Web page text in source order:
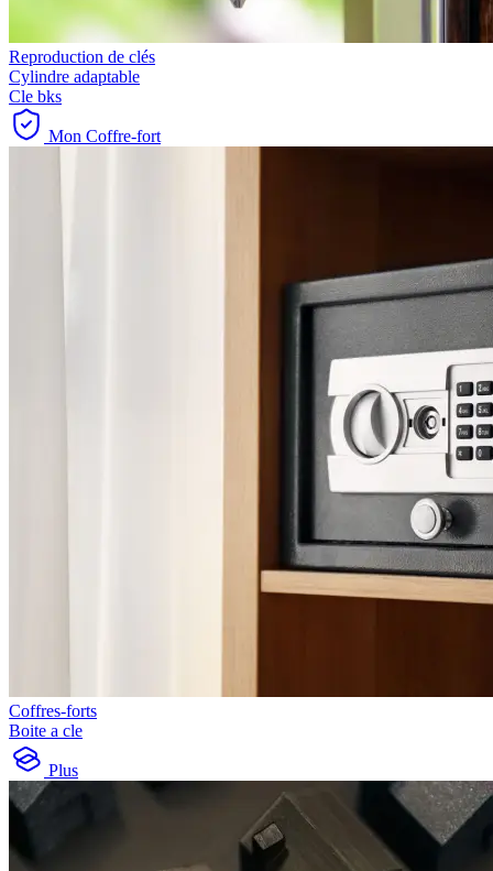
Reproduction de clés
Cylindre adaptable
Cle bks
Mon Coffre-fort
Coffres-forts
Boite a cle
Plus